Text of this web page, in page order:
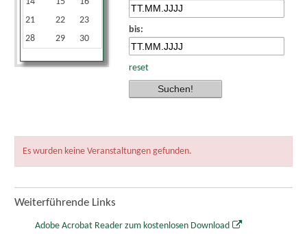
21
22 23 25 26
27
28
29 30
bis:
reset
Es wurden keine Veranstaltungen gefunden.
Weiterführende Links
Adobe Acrobat Reader zum kostenlosen Download